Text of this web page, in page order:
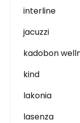
interline
jacuzzi
kadobon
kind
lakonia
lasenza